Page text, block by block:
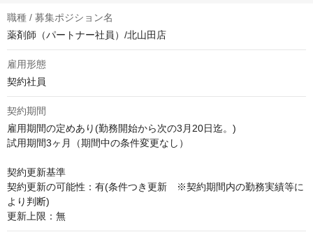
職種 / 募集ポジション名
薬剤師（パートナー社員）/北山田店
雇用形態
契約社員
契約期間
雇用期間の定めあり(勤務開始から次の3月20日迄。)
試用期間3ヶ月（期間中の条件変更なし）
契約更新基準
契約更新の可能性：有(条件つき更新　※契約期間内の勤務実績等に
より判断)
更新上限：無